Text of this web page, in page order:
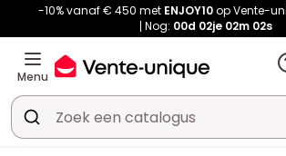
-10% vanaf € 450 met ENJOY10op Vente-
Nog: 00d 02je 02m 01s
Menu